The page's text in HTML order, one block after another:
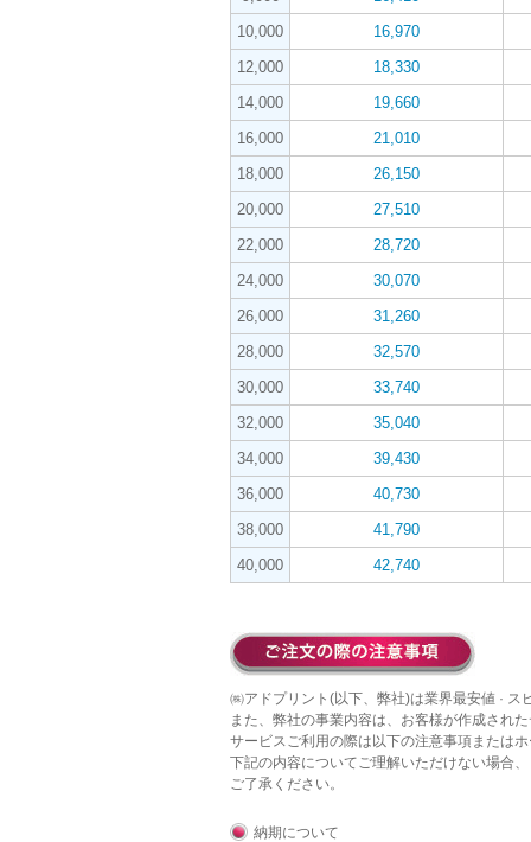
10,000
16,970
12,000
18,330
14,000
19,660
16,000
21,010
18,000
26,150
20,000
27,510
22,000
28,720
24,000
30,070
26,000
31,260
28,000
32,570
30,000
33,740
32,000
35,040
34,000
39,430
36,000
40,730
38,000
41,790
40,000
42,740
㈱アドプリント(以下、弊社)は業界最安値 ·
また、弊社の事業内容は、お客様が作成され
サービスご利用の際は以下の注意事項または
下記の内容についてご理解いただけない場合
ご了承ください。
納期について